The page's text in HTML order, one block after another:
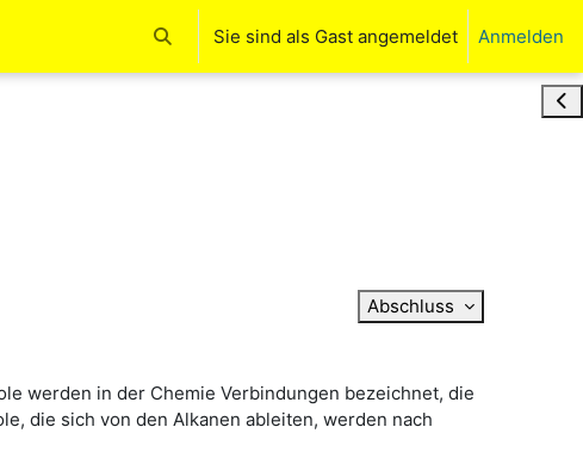
Sucheingabe umschalten
Sie sind als Gast angemeldet Anmelden
Abschluss
werden in der Chemie Verbindungen bezeichnet, die
die sich von den Alkanen ableiten, werden nach